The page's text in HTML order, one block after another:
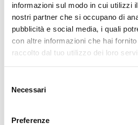
informazioni sul modo in cui utilizzi
nostri partner che si occupano di
pubblicità e social media, i quali
con altre informazioni che hai
raccolto dal tuo utilizzo dei loro
delNecessari
Preferenze
Piano di
PREZZI